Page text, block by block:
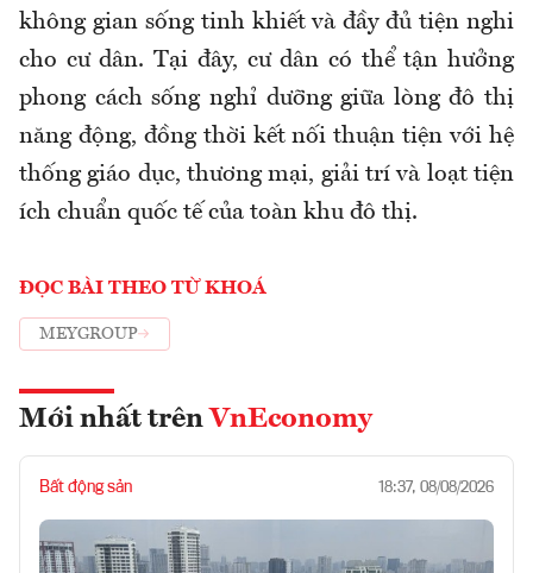
không gian sống tinh khiết và đầy đủ tiện nghi
cho cư dân. Tại đây, cư dân có thể tận hưởng
phong cách sống nghỉ dưỡng giữa lòng đô thị
năng động, đồng thời kết nối thuận tiện với hệ
thống giáo dục, thương mại, giải trí và loạt tiện
ích chuẩn quốc tế của toàn khu đô thị.
ĐỌC BÀI THEO TỪ KHOÁ
MEYGROUP
Mới nhất trên VnEconomy
Bất động sản 18:37, 08/08/2026